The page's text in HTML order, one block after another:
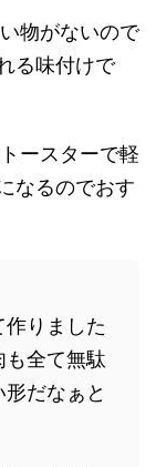
物がないので
る味付けで
ースターで軽
なるのでおす
りました
も全て無駄
だなぁと